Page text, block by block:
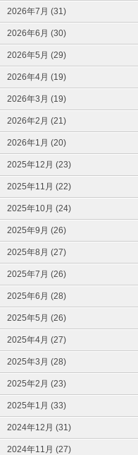
2026年7月 (31)
2026年6月 (30)
2026年5月 (29)
2026年4月 (19)
2026年3月 (19)
2026年2月 (21)
2026年1月 (20)
2025年12月 (23)
2025年11月 (22)
2025年10月 (24)
2025年9月 (26)
2025年8月 (27)
2025年7月 (26)
2025年6月 (28)
2025年5月 (26)
2025年4月 (27)
2025年3月 (28)
2025年2月 (23)
2025年1月 (33)
2024年12月 (31)
2024年11月 (27)